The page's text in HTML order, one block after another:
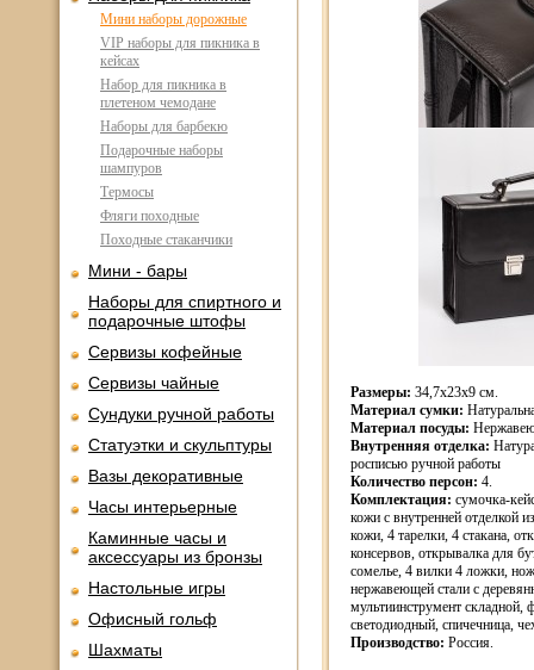
Мини наборы дорожные
VIP наборы для пикника в
кейсах
Набор для пикника в
плетеном чемодане
Наборы для барбекю
Подарочные наборы
шампуров
Термосы
Фляги походные
Походные стаканчики
Мини - бары
Наборы для спиртного и
подарочные штофы
Сервизы кофейные
Сервизы чайные
Сундуки ручной работы
Статуэтки и скульптуры
Вазы декоративные
Часы интерьерные
Каминные часы и
аксессуары из бронзы
Настольные игры
Офисный гольф
Шахматы
Размеры: 34,7х23х9 см.
Материал сумки:
Материал посуды:
Внутренняя отделка:
росписью ручной работы
Количество персон: 4.
Комплектация: сумочка-
кожи с внутренней отделкой
кожи, 4 тарелки, 4 стакана,
консервов, открывалка для
сомелье, 4 вилки 4 ложки,
нержавеющей стали с
мультиинструмент складной,
светодиодный, спичечница,
Производство: Россия.